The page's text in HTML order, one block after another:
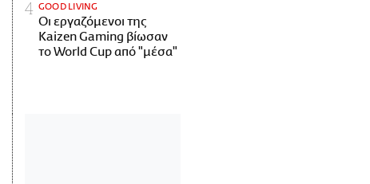
GOOD LIVING
Οι εργαζόμενοι της
Kaizen Gaming βίωσαν
το World Cup από "μέσα"